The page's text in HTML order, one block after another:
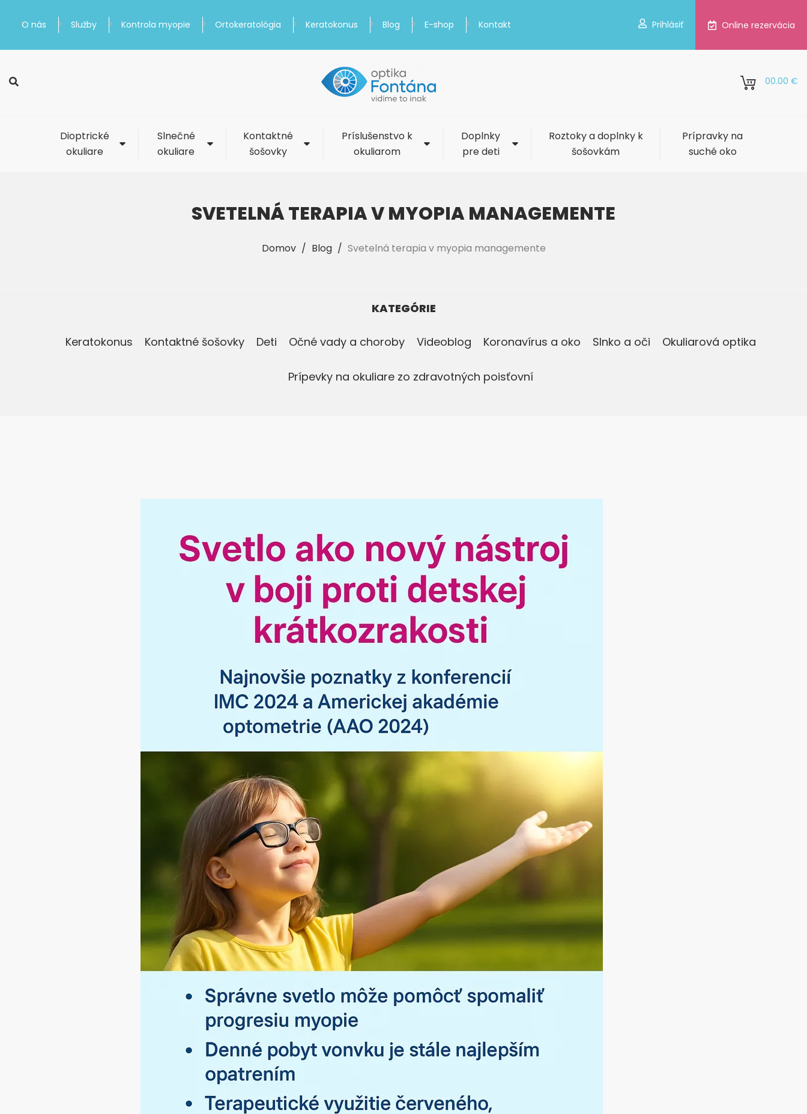
O nás Služby Kontrola myopie Ortokeratológia Keratokonus Blog E-shop Kontakt Prihlásiť Online rezervácia
00.00 €
Dioptrické
okuliare
Slnečné
okuliare
Kontaktné
šošovky
Príslušenstvo k
okuliarom
Doplnky
pre deti
Roztoky a doplnky k
šošovkám
Prípravky na
suché oko
SVETELNÁ TERAPIA V MYOPIA MANAGEMENTE
Domov / Blog / Svetelná terapia v myopia managemente
KATEGÓRIE
Keratokonus Kontaktné šošovky Deti Očné vady a choroby Videoblog Koronavírus a oko Slnko a oči Okuliarová optika
Prípevky na okuliare zo zdravotných poisťovní